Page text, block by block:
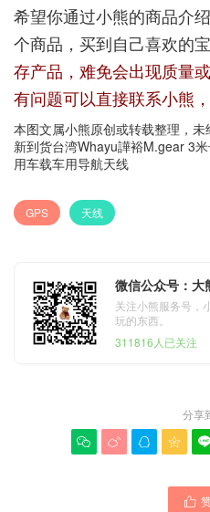
希望你通过小熊的商品介
个商品，买到自己喜欢的宝
存产品，难免会出现质量
有问题可以直接联系小熊
本图文属小熊原创或转载整理，
新到货台湾Whayu譁裕M.gear 3
用车载车用导航天线
GPS 天线
微信公众号：大
关注小熊服务号，
玩的东西。
311816人已关注
分享
    
